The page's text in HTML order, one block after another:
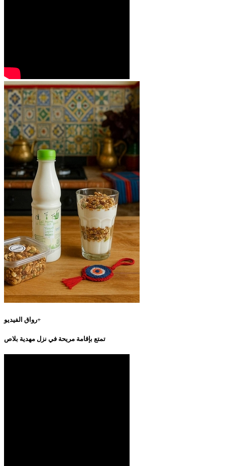
رواق الفيديو+
تمتع بإقامة مريحة في نزل مهدية بلاص